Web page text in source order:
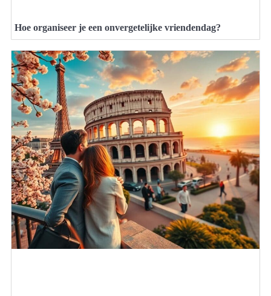
Hoe organiseer je een onvergetelijke vriendendag?